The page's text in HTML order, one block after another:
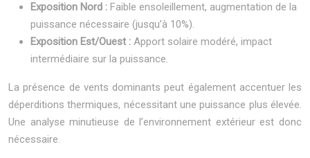
Exposition Nord : Faible ensoleillement, augmentation de la
puissance nécessaire (jusqu’à 10%).
Exposition Est/Ouest : Apport solaire modéré, impact
intermédiaire sur la puissance.
La présence de vents dominants peut également accentuer les
déperditions thermiques, nécessitant une puissance plus élevée.
Une analyse minutieuse de l’environnement extérieur est donc
nécessaire.